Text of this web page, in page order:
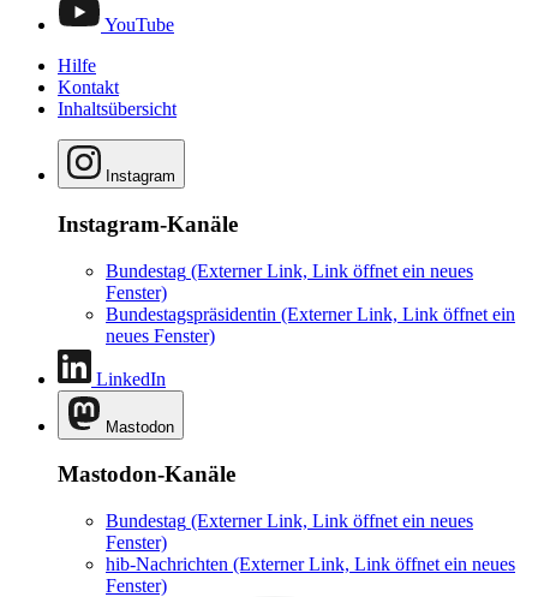
YouTube
Hilfe
Kontakt
Inhaltsübersicht
Instagram
Instagram-Kanäle
Bundestag (Externer Link, Link öffnet ein neues
Fenster)
Bundestagspräsidentin (Externer Link, Link öffnet ein
neues Fenster)
LinkedIn
Mastodon
Mastodon-Kanäle
Bundestag (Externer Link, Link öffnet ein neues
Fenster)
hib-Nachrichten (Externer Link, Link öffnet ein neues
Fenster)